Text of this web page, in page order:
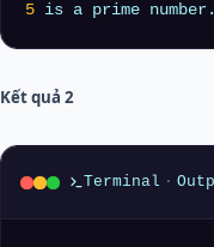
5
Kết quả 2
Terminal ·